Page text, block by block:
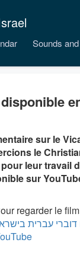
Sounds
sur le
le
leur travail
sur
regarder le
עברית